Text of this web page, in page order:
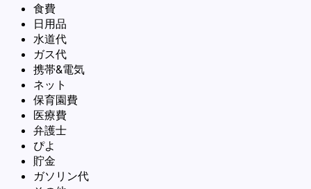
食費
日用品
水道代
ガス代
携帯&電気
ネット
保育園費
医療費
弁護士
ぴよ
貯金
ガソリン代